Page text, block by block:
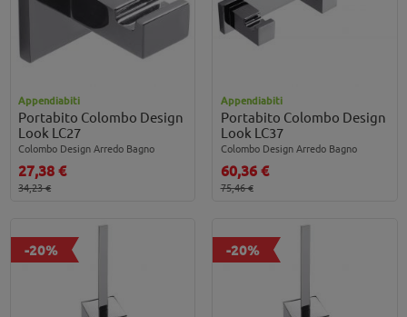
Appendiabiti
Portabito Colombo Design
Look LC27
Colombo Design Arredo Bagno
27,38 €
34,23 €
Appendiabiti
Portabito Colombo Design
Look LC37
Colombo Design Arredo Bagno
60,36 €
75,46 €
-20% -20%